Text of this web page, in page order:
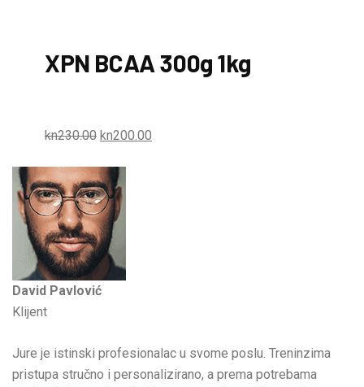
XPN BCAA 300g 1kg
kn230.00 kn200.00
David Pavlović
Klijent
Jure je istinski profesionalac u svome poslu. Treninzima
pristupa stručno i personalizirano, a prema potrebama